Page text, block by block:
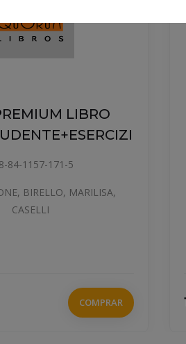
LIBRO
84-1157-171-5
BIRELLO, MARILISA,
CASELLI
COMPRAR